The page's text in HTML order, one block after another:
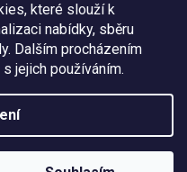
které slouží k
nabídky, sběru
Dalším procházením
jejich používáním.